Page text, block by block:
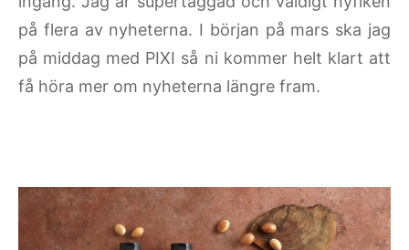
på flera av nyheterna. I början på mars ska jag
på middag med PIXI så ni kommer helt klart att
få höra mer om nyheterna längre fram.